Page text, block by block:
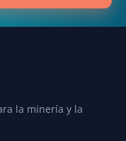
la minería y la